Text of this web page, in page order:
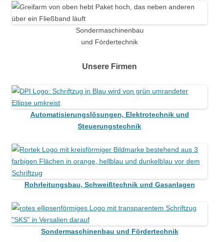
Sondermaschinenbau
und Fördertechnik
Unsere Firmen
Automatisierungslösungen, Elektrotechnik und
Steuerungstechnik
Rohrleitungsbau, Schweißtechnik und Gasanlagen
Sondermaschinenbau und Fördertechnik